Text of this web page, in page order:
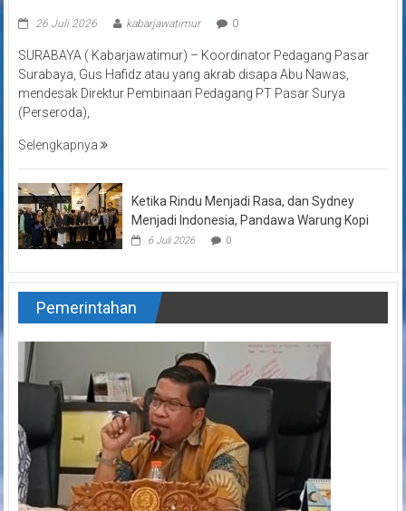
26 Juli 2026 kabarjawatimur 0
SURABAYA ( Kabarjawatimur) – Koordinator Pedagang Pasar
Surabaya, Gus Hafidz atau yang akrab disapa Abu Nawas,
mendesak Direktur Pembinaan Pedagang PT Pasar Surya
(Perseroda),
Selengkapnya
Ketika Rindu Menjadi Rasa, dan Sydney
Menjadi Indonesia, Pandawa Warung Kopi
6 Juli 2026 0
Pemerintahan